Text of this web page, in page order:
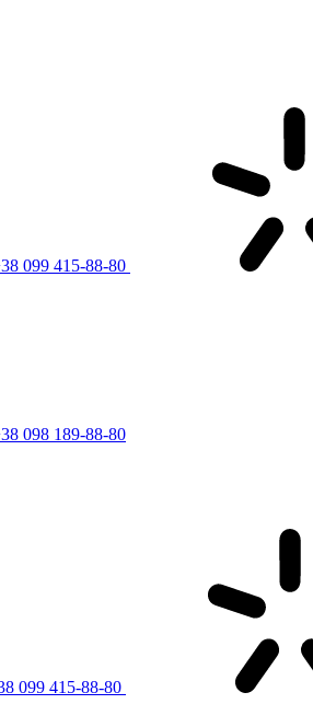
099 415-88-80
098 189-88-80
099 415-88-80